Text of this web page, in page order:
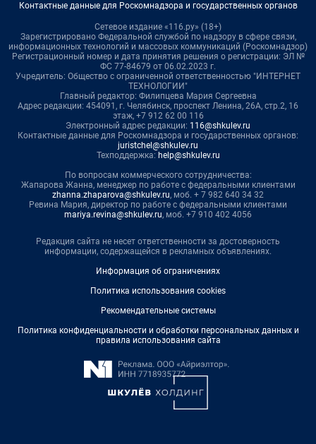
Контактные данные для Роскомнадзора и государственных органов
Сетевое издание «116.ру» (18+)
Зарегистрировано Федеральной службой по надзору в сфере связи,
информационных технологий и массовых коммуникаций (Роскомнадзор)
Регистрационный номер и дата принятия решения о регистрации: ЭЛ №
ФС 77-84679 от 06.02.2023 г.
Учредитель: Общество с ограниченной ответственностью "ИНТЕРНЕТ
ТЕХНОЛОГИИ"
Главный редактор: Филипцева Мария Сергеевна
Адрес редакции: 454091, г. Челябинск, проспект Ленина, 26А, стр.2, 16
этаж, +7 912 62 00 116
Электронный адрес редакции: 116@shkulev.ru
Контактные данные для Роскомнадзора и государственных органов:
juristchel@shkulev.ru
Техподдержка: help@shkulev.ru
По вопросам коммерческого сотрудничества:
Жапарова Жанна, менеджер по работе с федеральными клиентами
zhanna.zhaparova@shkulev.ru, моб. + 7 982 640 34 32
Ревина Мария, директор по работе с федеральными клиентами
mariya.revina@shkulev.ru, моб. +7 910 402 4056
Редакция сайта не несет ответственности за достоверность
информации, содержащейся в рекламных объявлениях.
Информация об ограничениях
Политика использования cookies
Рекомендательные системы
Политика конфиденциальности и обработки персональных данных и
правила использования сайта